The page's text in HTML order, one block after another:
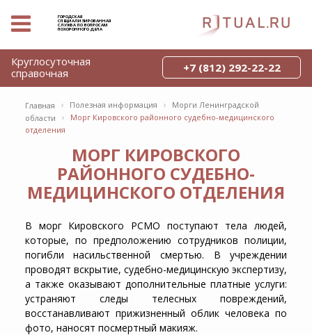
ГОРОДСКАЯ
СПЕЦИАЛИЗИРОВАННАЯ
СЛУЖБА ПО ВОПРОСАМ
ПОХОРОННОГО ДЕЛА
Главная › Полезная информация ›
Морги Ленинградской
области
›
Морг Кировского районного судебно-медицинского
отделения
МОРГ КИРОВСКОГО
РАЙОННОГО СУДЕБНО-
МЕДИЦИНСКОГО ОТДЕЛЕНИЯ
В морг Кировского РСМО поступают тела людей,
которые, по предположению сотрудников полиции,
погибли насильственной смертью. В учреждении
проводят вскрытие, судебно-медицинскую экспертизу,
а также оказывают дополнительные платные услуги:
устраняют следы телесных повреждений,
восстанавливают прижизненный облик человека по
фото, наносят посмертный макияж.
Круглосуточная
справочная
+7 (812) 292-22-22